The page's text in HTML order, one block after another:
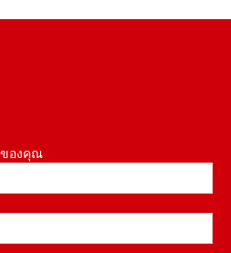
องคุณ